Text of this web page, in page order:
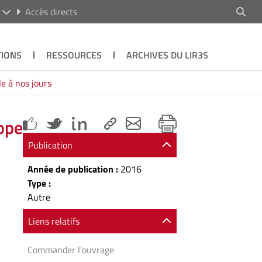
Accès directs
RESSOURCES
ARCHIVES DU LIR3S
à nos jours
Publication
Année de publication : 2016
Type :
Autre
Liens relatifs
Commander l'ouvrage